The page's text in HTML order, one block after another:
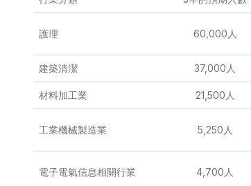
護理 60,000人
建築清潔 37,000人
材料加工業 21,500人
工業機械製造業 5,250人
電子電氣信息相關行業 4,700人